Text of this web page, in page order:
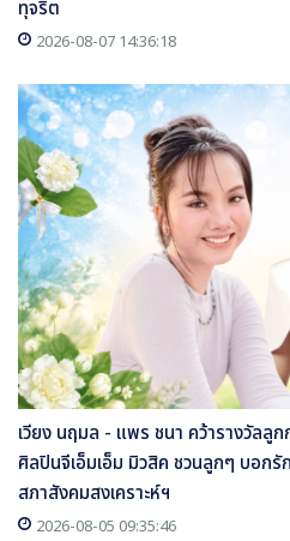
ทุจริต
2026-08-07 14:36:18
เวียง นฤมล - แพร ชนา คว้ารางวัล
ศิลปินจีเอ็มเอ็ม มิวสิค ชวนลูกๆ บอ
สภาสังคมสงเคราะห์ฯ
2026-08-05 09:35:46